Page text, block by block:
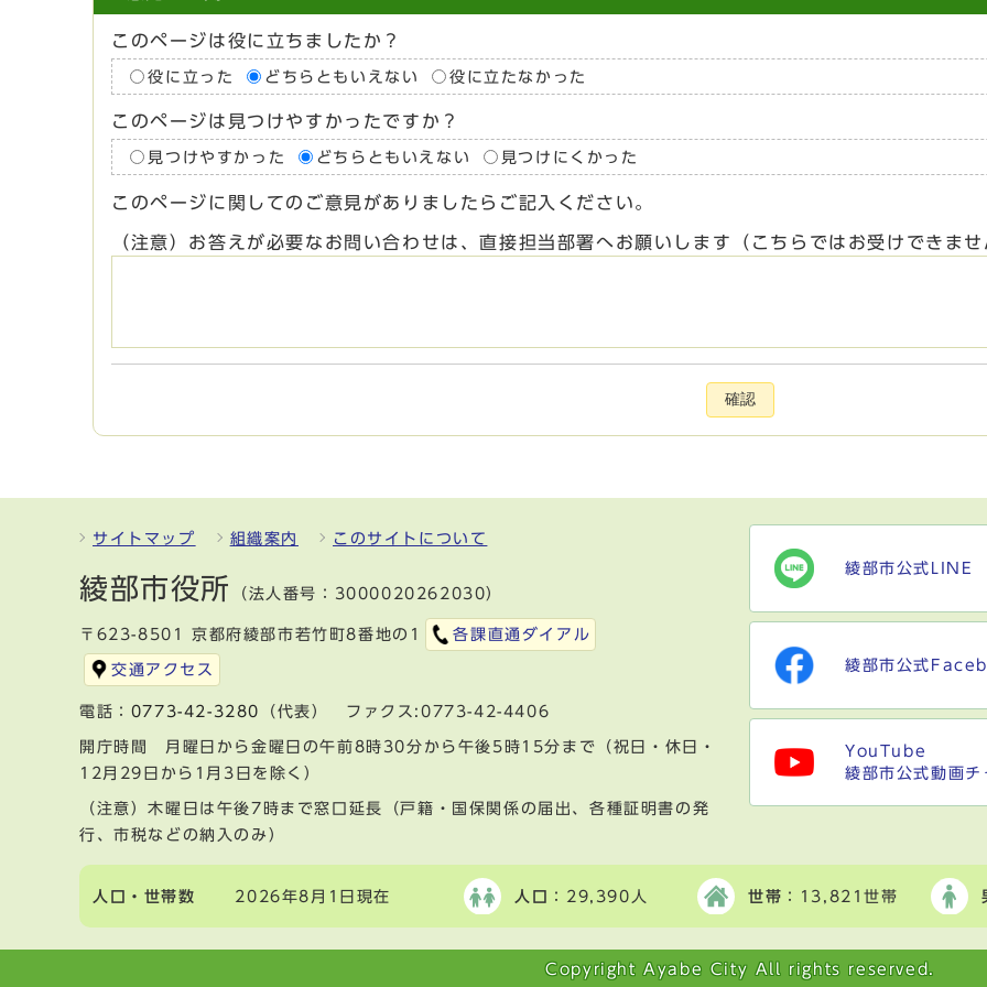
このページは役に立ちましたか？
役に立った どちらともいえない 役に立たなかった
このページは見つけやすかったですか？
見つけやすかった どちらともいえない 見つけにくかった
このページに関してのご意見がありましたらご記入ください。
（注意）お答えが必要なお問い合わせは、直接担当部署へお願いします（こちらではお受けできま
確認
サイトマップ 組織案内 このサイトについて
綾部市役所 （法人番号：3000020262030）
〒623-8501 京都府綾部市若竹町8番地の1 各課直通ダイアル
交通アクセス
電話： 0773-42-3280 （代表） ファクス:0773-42-4406
開庁時間 月曜日から金曜日の午前8時30分から午後5時15分まで（祝日・休日・
12月29日から1月3日を除く）
（注意）木曜日は午後7時まで窓口延長（戸籍・国保関係の届出、各種証明書の発
行、市税などの納入のみ）
綾部市公式LINE
綾部市公式
YouTube
綾部市公式動画チ
人口・世帯数 2026年8月1日現在 人口 ：29,390人 世帯 ：13,821世帯
Copyright Ayabe City All rights reserved.